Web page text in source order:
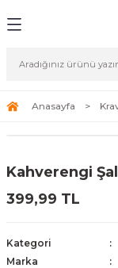
Anasayfa
Kahverengi
399,99 TL
Kategori
Marka